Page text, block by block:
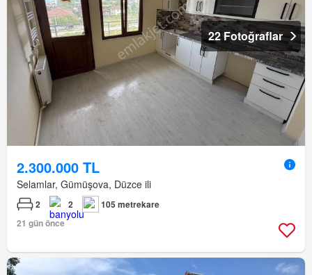
22 Fotoğraflar
2.300.000 TL
Selamlar, Gümüşova, Düzce ili
2 2
105 metrekare
21 gün önce